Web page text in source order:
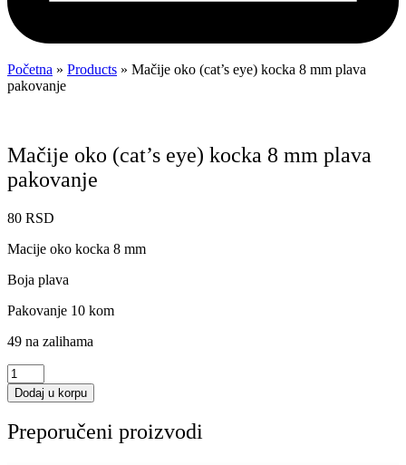
Početna » Products » Mačije oko (cat’s eye) kocka 8 mm plava
pakovanje
Mačije oko (cat’s eye) kocka 8 mm plava
pakovanje
80 RSD
Macije oko kocka 8 mm
Boja plava
Pakovanje 10 kom
49 na zalihama
Mačije
oko
(cat's
kocka
Dodaj u korpu
Preporučeni proizvodi